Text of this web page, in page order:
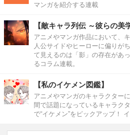
マンガを紹介する連載
【敵キャラ列伝 ～彼らの美
アニメやマンガ作品において、
人公サイドやヒーローに偏りが
て見えるのは「影」の存在があ
るコラム連載。
【私のイケメン図鑑】
アニメやマンガのキャラクター
間で話題になっているキャラク
で“イケメン”をピックアップ！